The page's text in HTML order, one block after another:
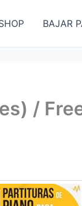
BAJAR
/